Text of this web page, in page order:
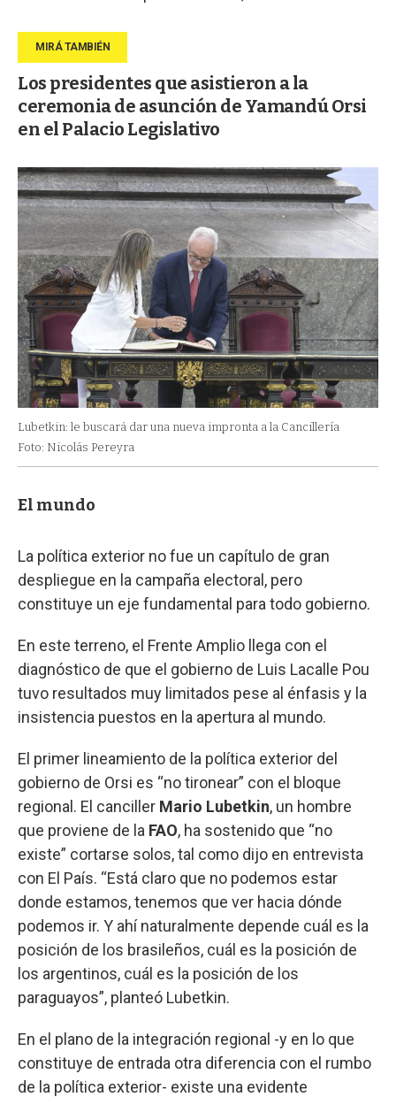
Los presidentes que asistieron a la
ceremonia de asunción de Yamandú Orsi
en el Palacio Legislativo
Lubetkin: le buscará dar una nueva impronta a la Cancillería
Foto: Nicolás Pereyra
El mundo
La política exterior no fue un capítulo de gran
despliegue en la campaña electoral, pero
constituye un eje fundamental para todo gobierno.
En este terreno, el Frente Amplio llega con el
diagnóstico de que el gobierno de Luis Lacalle Pou
tuvo resultados muy limitados pese al énfasis y la
insistencia puestos en la apertura al mundo.
El primer lineamiento de la política exterior del
gobierno de Orsi es “no tironear” con el bloque
regional. El canciller Mario Lubetkin, un hombre
que proviene de la FAO, ha sostenido que “no
existe” cortarse solos, tal como dijo en entrevista
con El País. “Está claro que no podemos estar
donde estamos, tenemos que ver hacia dónde
podemos ir. Y ahí naturalmente depende cuál es la
posición de los brasileños, cuál es la posición de
los argentinos, cuál es la posición de los
paraguayos”, planteó Lubetkin.
En el plano de la integración regional -y en lo que
constituye de entrada otra diferencia con el rumbo
de la política exterior- existe una evidente